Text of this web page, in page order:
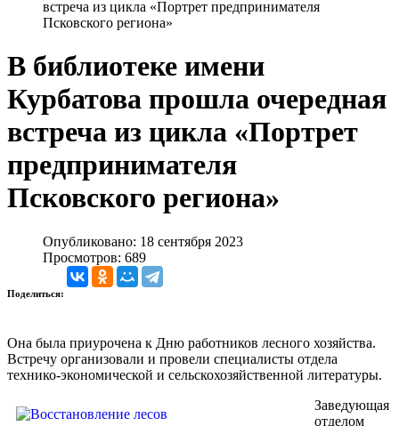
встреча из цикла «Портрет предпринимателя
Псковского региона»
В библиотеке имени
Курбатова прошла очередная
встреча из цикла «Портрет
предпринимателя
Псковского региона»
Опубликовано: 18 сентября 2023
Просмотров: 689
Поделиться:
Она была приурочена к Дню работников лесного хозяйства.
Встречу организовали и провели специалисты отдела
технико-экономической и сельскохозяйственной литературы.
Заведующая
отделом